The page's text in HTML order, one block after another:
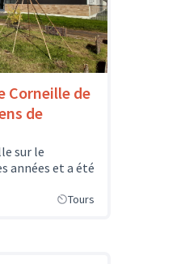
Corneille de
de
sur le
années et a été
Tours